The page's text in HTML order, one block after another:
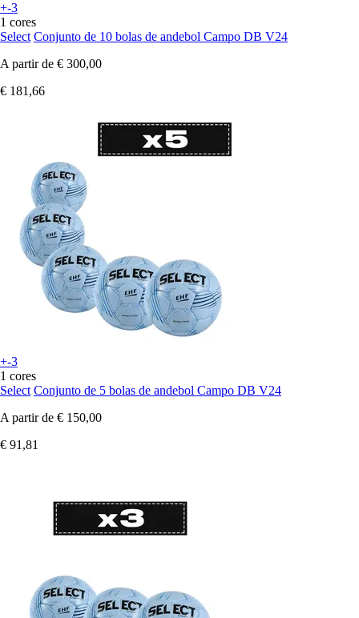
+-3
1 cores
Select Conjunto de 10 bolas de andebol Campo DB V24
A partir de € 300,00
€ 181,66
+-3
1 cores
Select Conjunto de 5 bolas de andebol Campo DB V24
A partir de € 150,00
€ 91,81